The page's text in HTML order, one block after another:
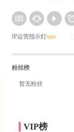
IP运营指示灯NEW
粉丝榜
暂无粉丝
VIP榜